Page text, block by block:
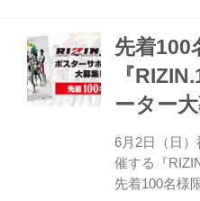
は6月23日（
り前でも定
ただく場合
・個人の方は
ズはB2とB3
なります。
先着100
『
ーター
6月2日（日
催する『
先着100名様